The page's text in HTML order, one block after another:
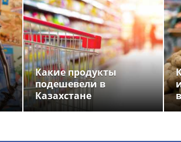
Какие продукты
подешевели в
Казахстане